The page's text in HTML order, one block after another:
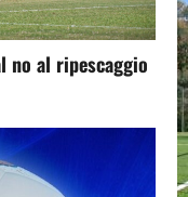
no al ripescaggio